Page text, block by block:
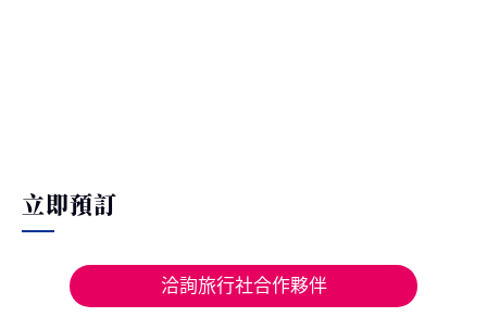
立即預訂
洽詢旅行社合作夥伴